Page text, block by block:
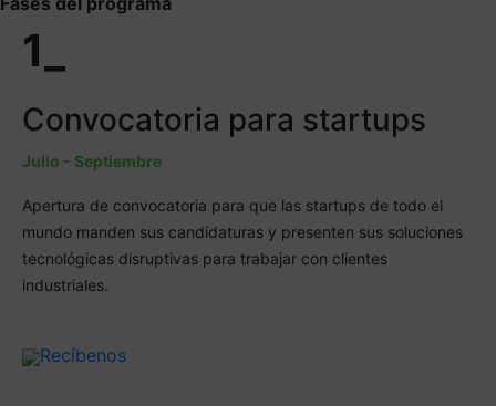
1_
Convocatoria para startups
Julio - Septiembre
Apertura de convocatoria para que las startups de todo el
mundo manden sus candidaturas y presenten sus soluciones
tecnológicas disruptivas para trabajar con clientes
industriales.
Recíbenos